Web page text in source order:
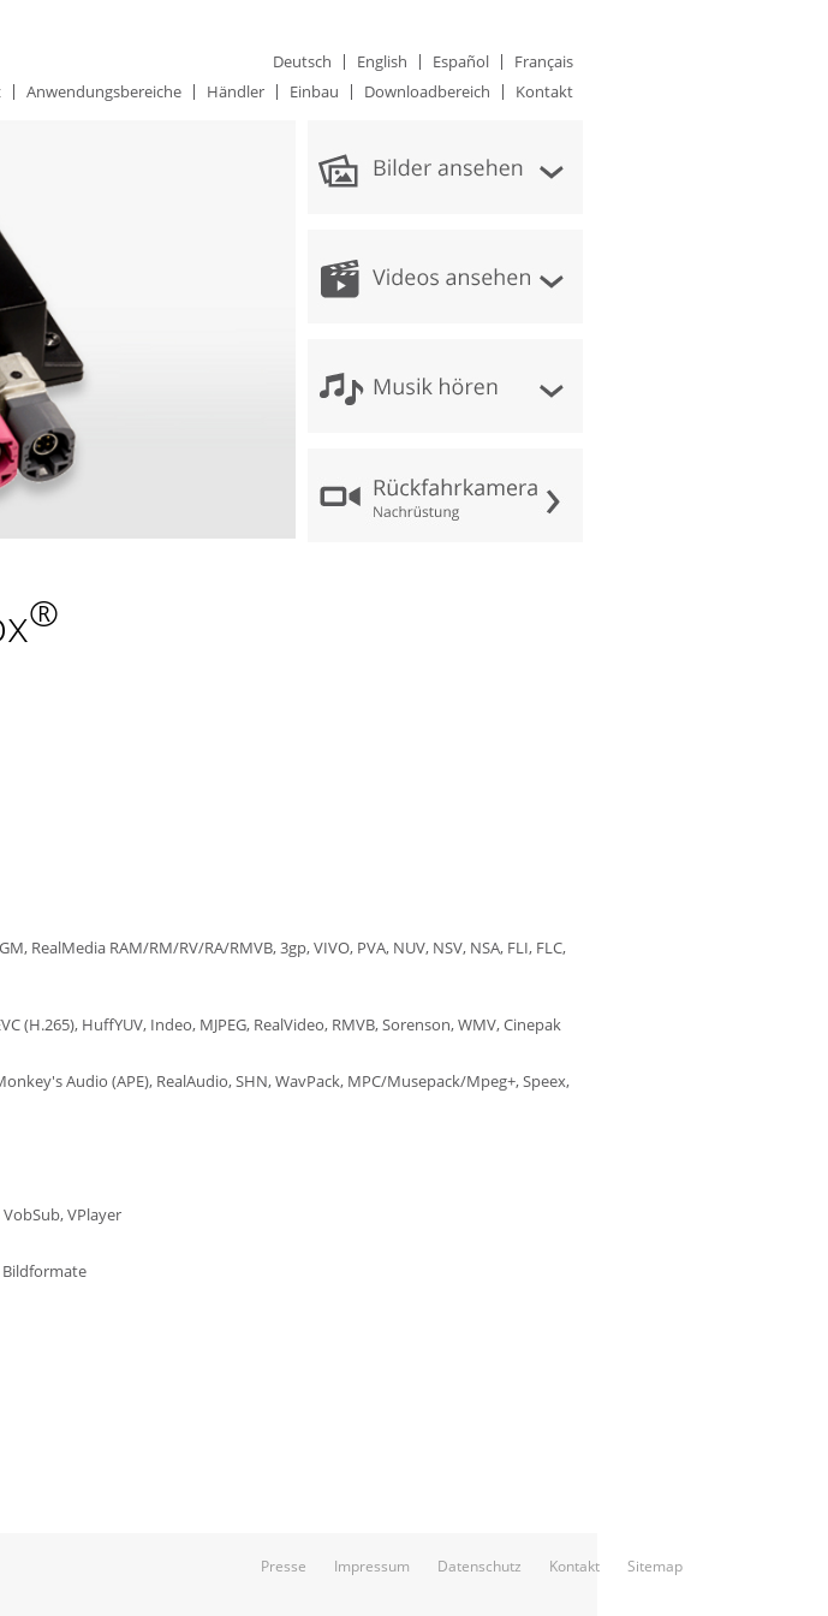
Deutsch English Español
Français
Anwendungsbereiche Händler Einbau Downloadbereich Kontakt
®
RealMedia RAM/RM/RV/RA/RMVB, 3gp, VIVO, PVA, NUV, NSV, NSA, FLI, FLC,
(H.265), HuffYUV, Indeo, MJPEG, RealVideo, RMVB, Sorenson, WMV, Cinepak
Audio (APE), RealAudio, SHN, WavPack, MPC/Musepack/Mpeg+, Speex,
VobSub, VPlayer
Bildformate
Presse Impressum Datenschutz Kontakt Sitemap